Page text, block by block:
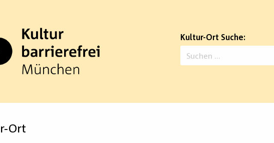
Kultur-Ort Suche:
Suchen
nach:
Ort